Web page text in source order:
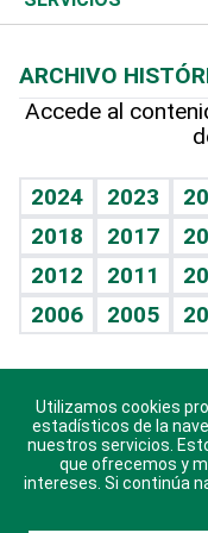
Hablando con el
Vida y familia
Eñe
Celebrando la vida
Sin complejos
En pocas palabras
Escuchando al
Economía Personal
TBT Deportivo
Más firmas
Hecho en casa
Guía del dinero
Cumpleaños
Horóscopos
Crucigramas
ARCHIVO
Accede al
2024 2023
2018
2017
2012
2011
2006
2005
Descarga
Utilizamos cookies
estadísticos de la
nuestros servicios.
que ofrecemos y
intereses. Si continúa